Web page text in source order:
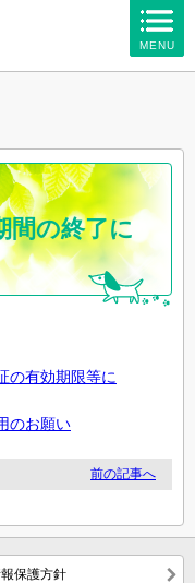
MENU
間の終了に
の有効期限等に
のお願い
前の記事へ
保護方針